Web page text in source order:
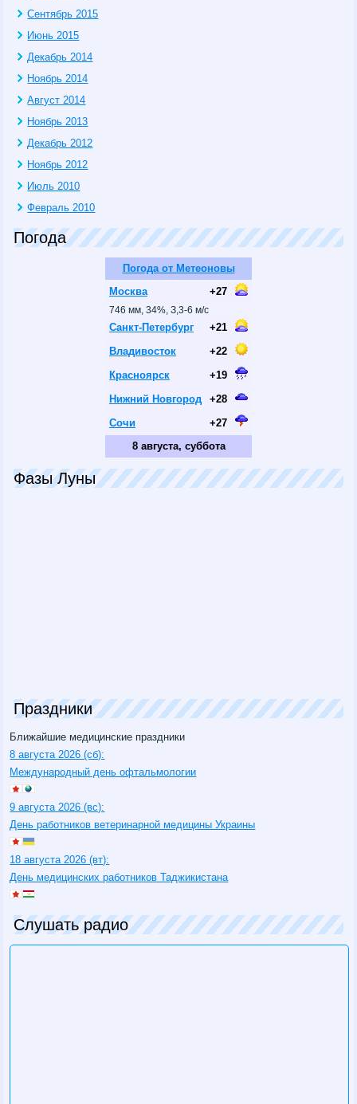
Сентябрь 2015
Июнь 2015
Декабрь 2014
Ноябрь 2014
Август 2014
Ноябрь 2013
Декабрь 2012
Ноябрь 2012
Июль 2010
Февраль 2010
Погода
Погода от Метеоновы
Москва
+27
746 мм, 34%, З,3-6 м/с
Санкт-Петербург
+21
Владивосток
+22
Красноярск
+19
Нижний Новгород
+28
Сочи
+27
8 августа, суббота
Фазы Луны
Праздники
Ближайшие медицинские праздники
8 августа 2026 (сб):
Международный день офтальмологии
9 августа 2026 (вс):
День работников ветеринарной медицины Украины
18 августа 2026 (вт):
День медицинских работников Таджикистана
Слушать радио